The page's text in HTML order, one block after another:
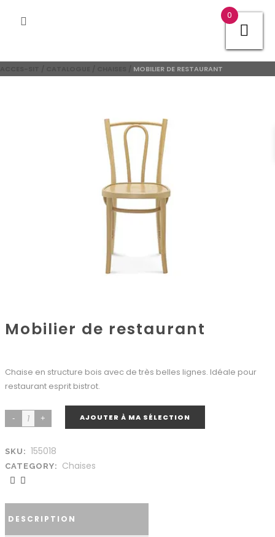
MOBILIER DE RESTAURANT
Mobilier de restaurant
Chaise en structure bois avec de très belles lignes. Idéale pour
restaurant esprit bistrot.
AJOUTER À MA SÉLECTION
SKU: 155018
CATEGORY: Chaises
DESCRIPTION
0